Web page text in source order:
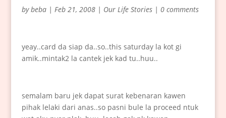
bybeba| Feb 21, 2008| Our Life Stories| 0 comments
yeay..card da siap da..so..this saturday la kot gi
amik..mintak2 la cantek jek kad tu..huu..
semalam baru jek dapat surat kebenaran kawen
pihak lelaki dari anas..so pasni bule la proceed ntuk